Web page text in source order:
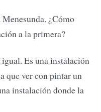
¿Cómo
a la primera?
Es una instalación
que ver con pintar un
instalación donde la